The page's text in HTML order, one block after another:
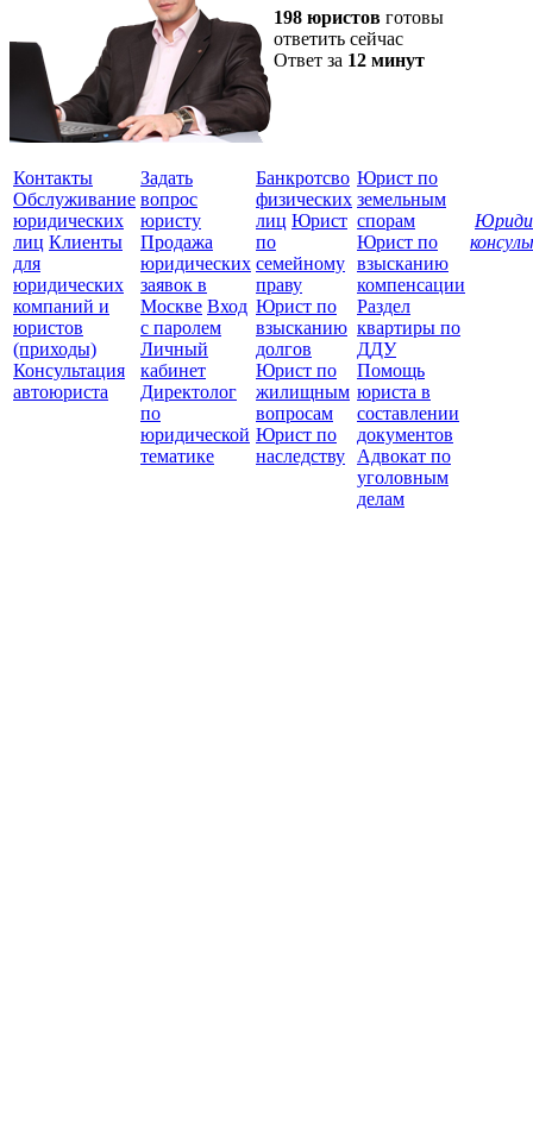
198 юристов готовы
ответить сейчас
Ответ за 12 минут
Контакты
Обслуживание
юридических
лиц Клиенты
для
юридических
компаний и
юристов
(приходы)
Консультация
автоюриста
Задать
вопрос
юристу
Продажа
юридических
заявок в
Москве Вход
с паролем
Личный
кабинет
Директолог
по
юридической
тематике
Банкротсво
физических
лиц Юрист
по
семейному
праву
Юрист по
взысканию
долгов
Юрист по
жилищным
вопросам
Юрист по
наследству
Юрист по
земельным
спорам
Юрист по
взысканию
компенсации
Раздел
квартиры по
ДДУ
Помощь
юриста в
составлении
документов
Адвокат по
уголовным
делам